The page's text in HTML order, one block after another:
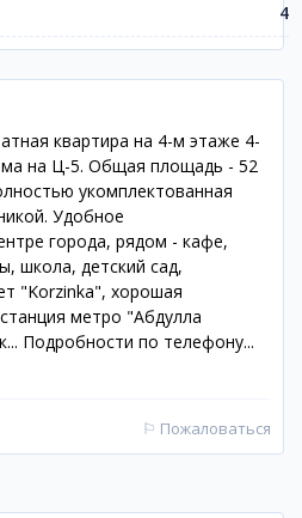
4
квартира на 4-м этаже 4-
на Ц-5. Общая площадь - 52
укомплектованная
Удобное
города, рядом - кафе,
школа, детский сад,
"Korzinka", хорошая
метро "Абдулла
Подробности по телефону...
⚐ Пожаловаться